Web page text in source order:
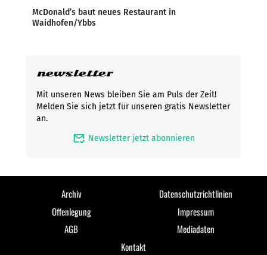
McDonald’s baut neues Restaurant in
Waidhofen/Ybbs
newsletter
Mit unseren News bleiben Sie am Puls der Zeit!
Melden Sie sich jetzt für unseren gratis Newsletter
an.
mark_email_read Newsletter jetzt abonnieren
Archiv
Datenschutzrichtlinien
Offenlegung
Impressum
AGB
Mediadaten
Kontakt